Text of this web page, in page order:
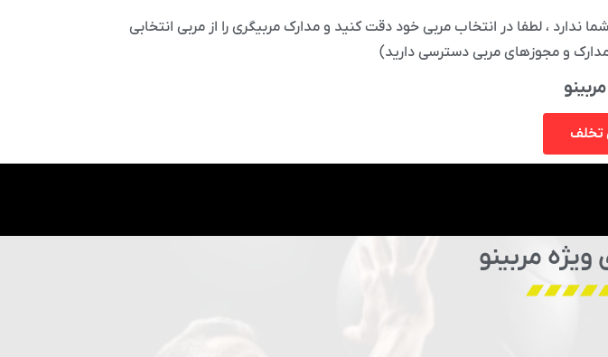
، لطفا در انتخاب مربی خود دقت کنید و مدارک مربیگری را از مربی انتخابی
و مجوزهای مربی دسترسی دارید)
تخلف
مربینو